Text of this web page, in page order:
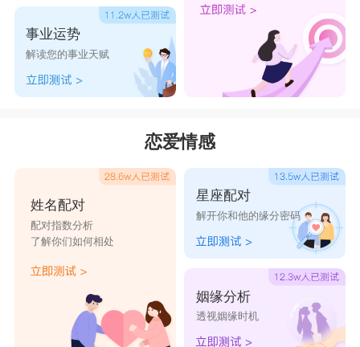
Smile°归零
2、画扇浅醉染一袭
3、不愈
4、唱响这片爱
6、木槿花半夏如烟
7、爱得太深
8、岁月荏苒朱颜短
事业运势
解读您的事业天赋
恋爱情感
姓名配对
配对指数分析
了解你们如何相处
星座配对
解开你和他的缘分密码
姻缘分析
透视姻缘时机